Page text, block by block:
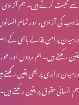
روزہ اور
روزہ اور
مذہب کی آزادی، اور تمام
درمیان پرامن بقائے باہمی کے
یقین رکھتے ہیں۔ ہم مردوں اور
درمیان برابری پر بھی یقین رکھتے
ہم انسانی حقوق پر یقین رکھتے ہیں۔